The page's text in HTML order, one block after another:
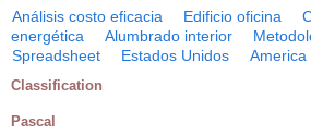
Análisis costo eficacia Edificio oficina
energética
Alumbrado interior
Spreadsheet
Estados Unidos America
Classification
Pascal